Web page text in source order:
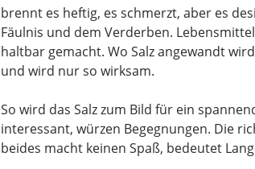
brennt es heftig, es schmerzt, aber es
Fäulnis und dem Verderben.
haltbar gemacht. Wo Salz angewandt
und wird nur so wirksam.
So wird das Salz zum Bild für ein
interessant, würzen Begegnungen. Die
beides macht keinen Spaß, bedeutet